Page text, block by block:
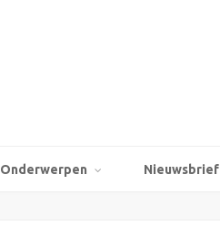
Onderwerpen Nieuwsbrief